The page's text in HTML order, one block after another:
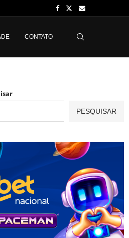
CONTATO
PESQUISAR